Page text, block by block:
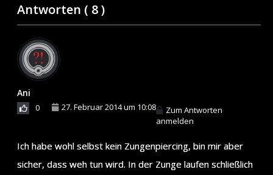
Antworten ( 8)
Ani
0 27. Februar 2014 um 10:08
Zum Antworten
anmelden
Ich habe wohl selbst kein Zungenpiercing, bin mir aber
sicher, dass weh tun wird. In der Zunge laufen schließlich